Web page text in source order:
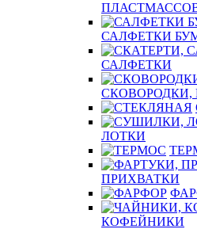
САЛФЕТКИ
САЛФЕТКИ
СКОВОРОДКИ,
ЛОТКИ
ПРИХВАТКИ
КОФЕЙНИКИ